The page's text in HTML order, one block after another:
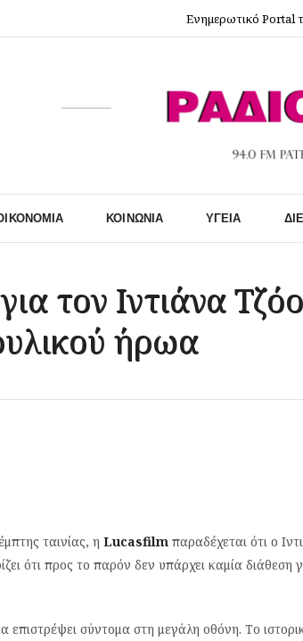
Ενημερωτικό Portal
ΚΟΙΝΩΝΊΑ ΥΓΕΊΑ
για τον Ιντιάνα
ήρωα
ταινίας, η Lucasfilm παραδέχεται ότι ο
ότι προς το παρόν δεν υπάρχει καμία διάθεση
επιστρέψει σύντομα στη μεγάλη οθόνη. Το